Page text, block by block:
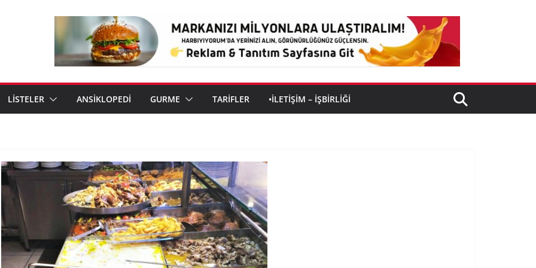
LİSTELER ANSİKLOPEDİ GURME TARİFLER •İLETIŞIM – İŞBIRLIĞI